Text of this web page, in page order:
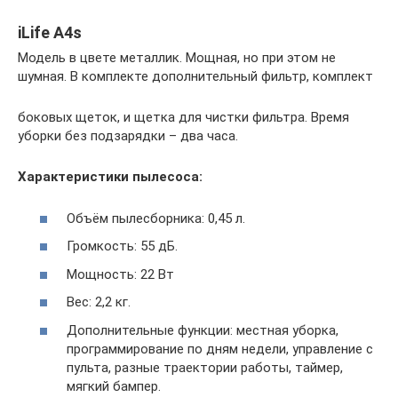
iLife A4s
Модель в цвете металлик. Мощная, но при этом не
шумная. В комплекте дополнительный фильтр, комплект
боковых щеток, и щетка для чистки фильтра. Время
уборки без подзарядки – два часа.
Характеристики пылесоса:
Объём пылесборника: 0,45 л.
Громкость: 55 дБ.
Мощность: 22 Вт
Вес: 2,2 кг.
Дополнительные функции: местная уборка,
программирование по дням недели, управление с
пульта, разные траектории работы, таймер,
мягкий бампер.